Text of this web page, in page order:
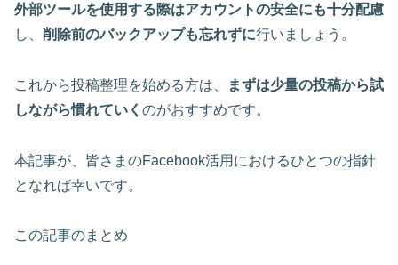
外部ツールを使用する際はアカウントの安全にも十分配慮
し、 削除前のバックアップも忘れずに行いましょう。
これから投稿整理を始める方は、
まずは少量の投稿から試
しながら慣れていく のがおすすめです。
本記事が、皆さまのFacebook活用におけるひとつの指針
となれば幸いです。
この記事のまとめ